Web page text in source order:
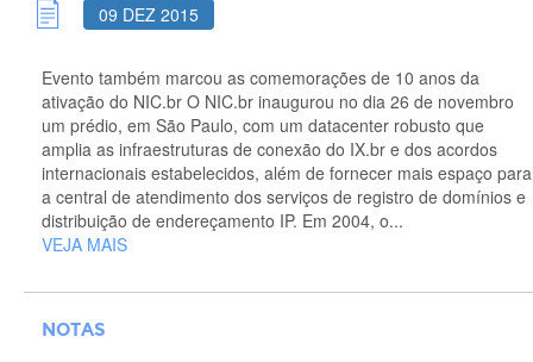
09 DEZ 2015
Evento também marcou as comemorações de 10 anos da
ativação do NIC.br O NIC.br inaugurou no dia 26 de novembro
um prédio, em São Paulo, com um datacenter robusto que
amplia as infraestruturas de conexão do IX.br e dos acordos
internacionais estabelecidos, além de fornecer mais espaço para
a central de atendimento dos serviços de registro de domínios e
distribuição de endereçamento IP. Em 2004, o...
VEJA MAIS
NOTAS